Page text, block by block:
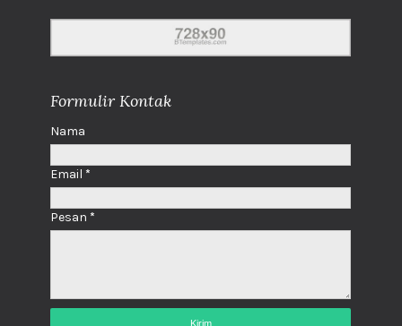
Formulir Kontak
Nama
Email *
Pesan *